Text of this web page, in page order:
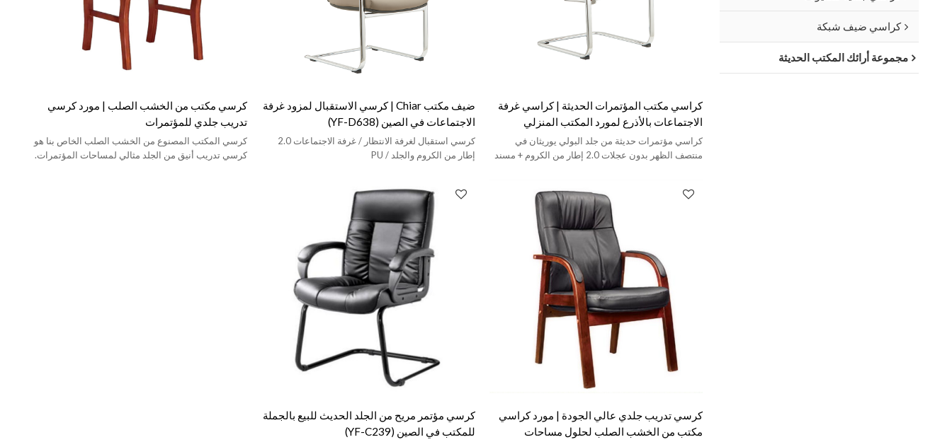
كراسي مكتب المؤتمرات الحديثة | كراسي غرفة
الاجتماعات بالأذرع لمورد المكتب المنزلي
كراسي مؤتمرات حديثة من جلد البولي يوريثان في
منتصف الظهر بدون عجلات 2.0 إطار من الكروم + مسند
ضيف مكتب Chiar | كرسي الاستقبال لمزود غرفة
الاجتماعات في الصين (YF-D638)
كرسي استقبال لغرفة الانتظار / غرفة الاجتماعات 2.0
إطار من الكروم والجلد / PU
كرسي مكتب من الخشب الصلب | مورد كرسي
تدريب جلدي للمؤتمرات
كرسي المكتب المصنوع من الخشب الصلب الخاص بنا هو
كرسي تدريب أنيق من الجلد مثالي لمساحات المؤتمرات.
كرسي تدريب جلدي عالي الجودة | مورد كراسي
مكتب من الخشب الصلب لحلول مساحات
كرسي مؤتمر مريح من الجلد الحديث للبيع بالجملة
للمكتب في الصين (YF-C239)
كراسي ضيف شبكة
مجموعة أرائك المكتب الحديثة